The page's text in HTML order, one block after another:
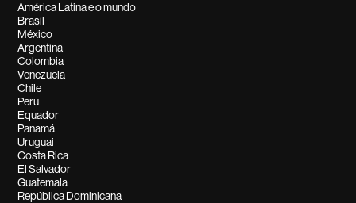
América Latina e o mundo
Brasil
México
Argentina
Colombia
Venezuela
Chile
Peru
Equador
Panamá
Uruguai
Costa Rica
El Salvador
Guatemala
República Dominicana